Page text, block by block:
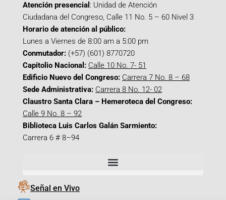
Atención presencial : Unidad de Atención
Ciudadana del Congreso, Calle 11 No. 5 – 60 Nivel 3
Horario de atención al público:
Lunes a Viernes de 8:00 am a 5:00 pm
Conmutador: (+57) (601) 8770720
Capitolio Nacional: Calle 10 No. 7- 51
Edificio Nuevo del Congreso: Carrera 7 No. 8 – 68
Sede Administrativa: Carrera 8 No. 12- 02
Claustro Santa Clara – Hemeroteca del Congreso:
Calle 9 No. 8 – 92
Biblioteca Luis Carlos Galán Sarmiento:
Carrera 6 # 8–94
Señal en Vivo